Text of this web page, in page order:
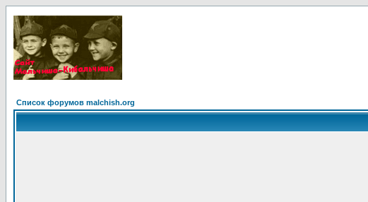
Список форумов malchish.org